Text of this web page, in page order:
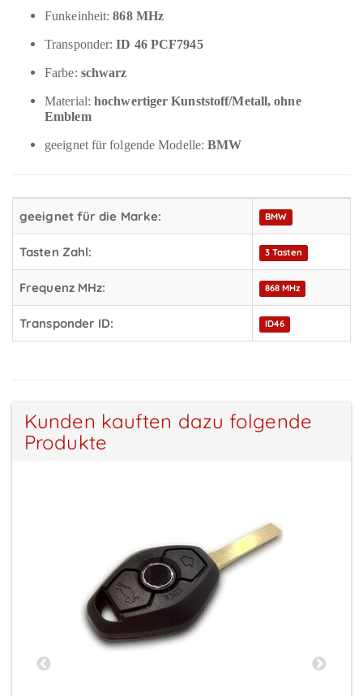
Funkeinheit:868 MHz
Transponder: ID 46 PCF7945
Farbe: schwarz
Material: hochwertiger Kunststoff/Metall, ohne
Emblem
geeignet für folgende Modelle:BMW
geeignet für die Marke: BMW
Tasten Zahl: 3 Tasten
Frequenz MHz: 868 MHz
Transponder ID: ID46
Kunden kauften dazu folgende
Produkte